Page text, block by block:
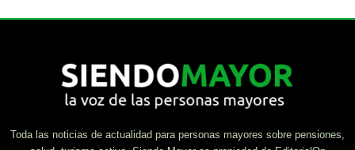
Toda las noticias de actualidad para personas mayores sobre pensiones,